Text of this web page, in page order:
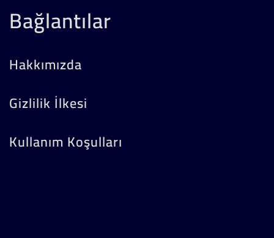
Bağlantılar
Hakkımızda
Gizlilik İlkesi
Kullanım Koşulları